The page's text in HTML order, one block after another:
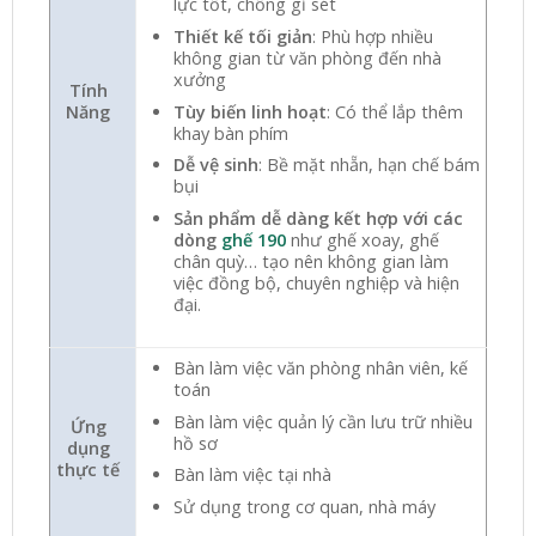
Tính
Năng
lực tốt, chống gỉ sét
Thiết kế tối giản: Phù hợp nhiều
không gian từ văn phòng đến nhà
xưởng
Tùy biến linh hoạt: Có thể lắp thêm
khay bàn phím
Dễ vệ sinh: Bề mặt nhẵn, hạn chế bám
bụi
Sản phẩm dễ dàng kết hợp với các
dòng ghế 190như ghế xoay, ghế
chân quỳ… tạo nên không gian làm
việc đồng bộ, chuyên nghiệp và hiện
đại.
Ứng
dụng
thực tế
Bàn làm việc văn phòng nhân viên, kế
toán
Bàn làm việc quản lý cần lưu trữ nhiều
hồ sơ
Bàn làm việc tại nhà
Sử dụng trong cơ quan, nhà máy